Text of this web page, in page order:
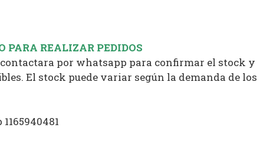
PARA REALIZAR PEDIDOS
contactara por whatsapp para confirmar el stock y
El stock puede variar según la demanda de los